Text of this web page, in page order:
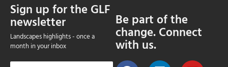
Sign up for the GLF
newsletter
Landscapes highlights - once a
month in your inbox
Be part of the
change. Connect
with us.